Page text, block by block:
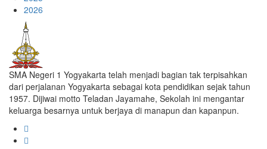
2026
SMA Negeri 1 Yogyakarta telah menjadi bagian tak terpisahkan
dari perjalanan Yogyakarta sebagai kota pendidikan sejak tahun
1957. Dijiwai motto Teladan Jayamahe, Sekolah ini mengantar
keluarga besarnya untuk berjaya di manapun dan kapanpun.